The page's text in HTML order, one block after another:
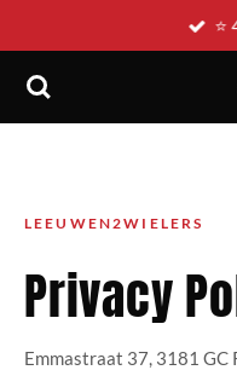
naar
de
⭐
LEEUWEN2WIELERS
Privacy
Emmastraat 37, 3181 GC